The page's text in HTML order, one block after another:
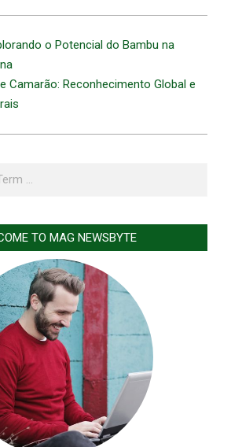
o Potencial do Bambu na
Camarão: Reconhecimento Global e
TO MAG NEWSBYTE